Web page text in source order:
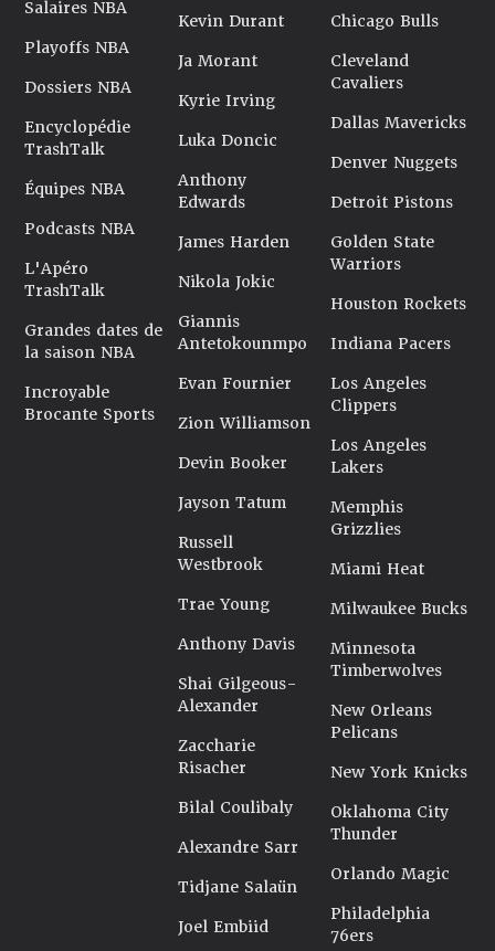
Salaires NBA
Playoffs NBA
Dossiers NBA
Encyclopédie
TrashTalk
Équipes NBA
Podcasts NBA
L'Apéro
TrashTalk
Grandes dates de
la saison NBA
Incroyable
Brocante Sports
Kevin Durant
Ja Morant
Kyrie Irving
Luka Doncic
Anthony
Edwards
James Harden
Nikola Jokic
Giannis
Antetokounmpo
Evan Fournier
Zion Williamson
Devin Booker
Jayson Tatum
Russell
Westbrook
Trae Young
Anthony Davis
Shai Gilgeous-
Alexander
Zaccharie
Risacher
Bilal Coulibaly
Alexandre Sarr
Tidjane Salaün
Joel Embiid
Chicago Bulls
Cleveland
Cavaliers
Dallas Mavericks
Denver Nuggets
Detroit Pistons
Golden State
Warriors
Houston Rockets
Indiana Pacers
Los Angeles
Clippers
Los Angeles
Lakers
Memphis
Grizzlies
Miami Heat
Milwaukee Bucks
Minnesota
Timberwolves
New Orleans
Pelicans
New York Knicks
Oklahoma City
Thunder
Orlando Magic
Philadelphia
76ers